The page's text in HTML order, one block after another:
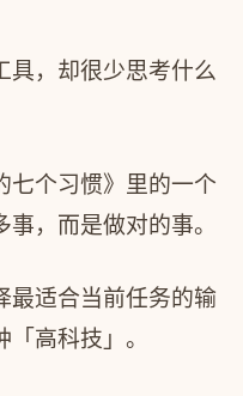
具，却很少思考什么
七个习惯》里的一个
，而是做对的事。
最适合当前任务的输
高科技」。